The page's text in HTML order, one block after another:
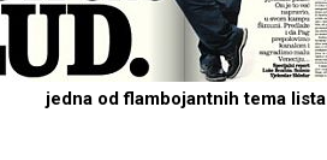
jedna od flambojantnih tema lista